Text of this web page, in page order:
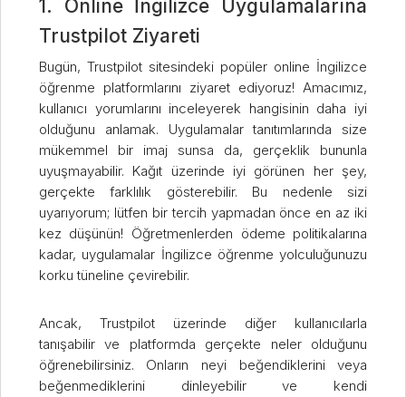
1. Online İngilizce Uygulamalarına
Trustpilot Ziyareti
Bugün, Trustpilot sitesindeki popüler online İngilizce
öğrenme platformlarını ziyaret ediyoruz! Amacımız,
kullanıcı yorumlarını inceleyerek hangisinin daha iyi
olduğunu anlamak. Uygulamalar tanıtımlarında size
mükemmel bir imaj sunsa da, gerçeklik bununla
uyuşmayabilir. Kağıt üzerinde iyi görünen her şey,
gerçekte farklılık gösterebilir. Bu nedenle sizi
uyarıyorum; lütfen bir tercih yapmadan önce en az iki
kez düşünün! Öğretmenlerden ödeme politikalarına
kadar, uygulamalar İngilizce öğrenme yolculuğunuzu
korku tüneline çevirebilir.
Ancak, Trustpilot üzerinde diğer kullanıcılarla
tanışabilir ve platformda gerçekte neler olduğunu
öğrenebilirsiniz. Onların neyi beğendiklerini veya
beğenmediklerini dinleyebilir ve kendi